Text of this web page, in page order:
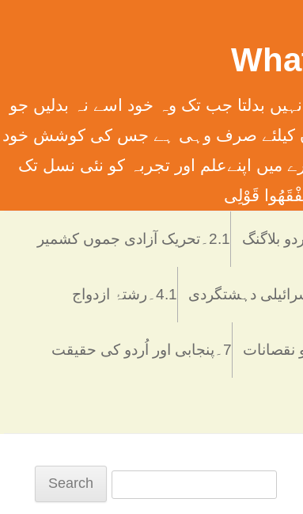
۔ الله تعالٰی کسی قوم کی حالت نہیں بدلتا جب تک وہ خود اسے نہ بدلیں جو
53 النّجم آیت 39) ترجمہ ۔ اور یہ کہ ہر انسان کیلئے صرف وہی ہے جس کی کوشش خود
میں اپنےعلم اور تجربہ کو نئی نسل تک
قَوْلِی
2.1۔تحریک آزادی جموں کشمیر
4.1۔رشتۂ ازدواج
7۔پنجابی اور اُردو کی حقیقت